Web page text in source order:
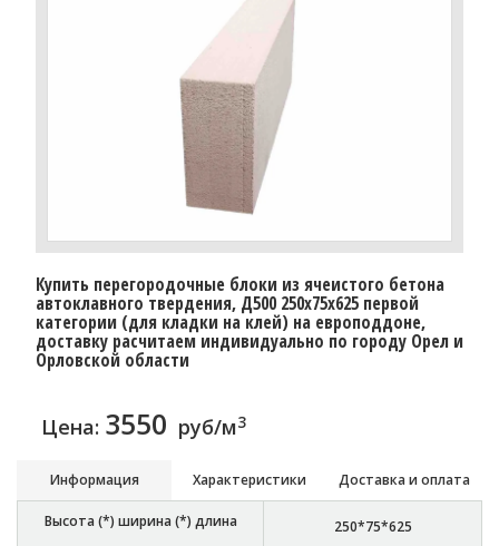
Купить перегородочные блоки из ячеистого бетона
автоклавного твердения, Д500 250x75x625 первой
категории (для кладки на клей) на европоддоне,
доставку расчитаем индивидуально по городу Орел и
Орловской области
Цена: 3550 руб/м3
Информация Характеристики Доставка и оплата
Высота (*) ширина (*) длина 250*75*625